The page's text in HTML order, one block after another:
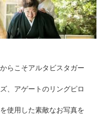
らこそアルタビスタガー
、アゲートのリングピロ
使用した素敵なお写真を